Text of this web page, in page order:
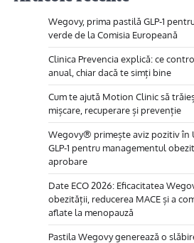
Wegovy, prima pastilă GLP-1
verde de la Comisia Europeană
Clinica Prevencia explică: ce
anual, chiar dacă te simți bine
Cum te ajută Motion Clinic să
mișcare, recuperare și prevenție
Wegovy® primește aviz pozitiv în
GLP-1 pentru managementul
aprobare
Date ECO 2026: Eficacitatea
obezității, reducerea MACE și a
aflate la menopauză
Pastila Wegovy generează o